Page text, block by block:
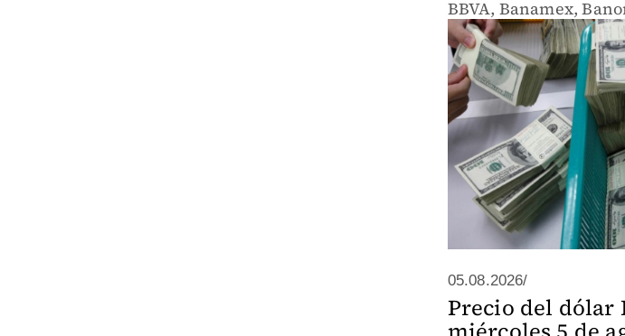
BBVA, Banamex,
05.08.2026/
Precio del dólar